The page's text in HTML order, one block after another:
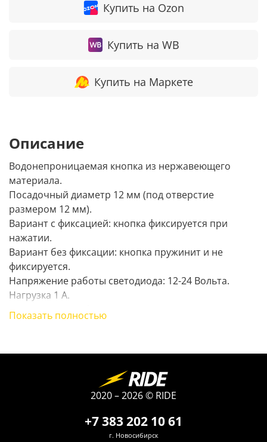
Купить на Ozon
Купить на WB
Купить на Маркете
Описание
Водонепроницаемая кнопка из нержавеющего
материала.
Посадочный диаметр 12 мм (под отверстие
размером 12 мм).
Вариант с фиксацией: кнопка фиксируется при
нажатии.
Вариант без фиксации: кнопка пружинит и не
фиксируется.
Напряжение работы светодиода: 12-24 Вольта.
Нагрузка 1 А.
Температура рабочая: от -30C до +80C.
Материал механизма: полиамид, поликарбонат.
Степень аквазащиты: IP66.
Защита от механических воздействий IK10.
Количество циклов нажатия: без фиксации 500 000
Показать полностью
+7 383 202 10 61
г. Новосибирск
2020 – 2026 © RIDE